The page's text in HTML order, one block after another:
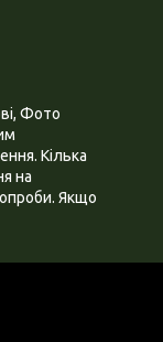
Фото
Кілька
на
Якщо